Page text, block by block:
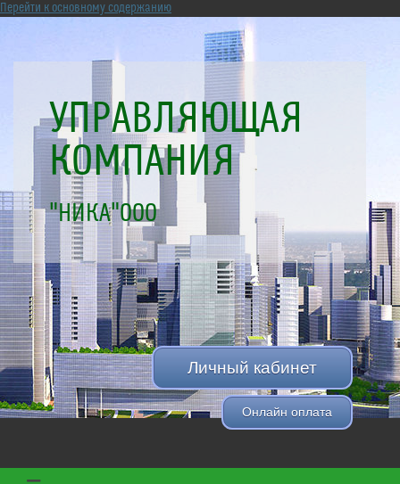
Перейти к основному содержанию
УПРАВЛЯЮЩАЯ
КОМПАНИЯ
"НИКА"ООО
Личный кабинет
Онлайн оплата